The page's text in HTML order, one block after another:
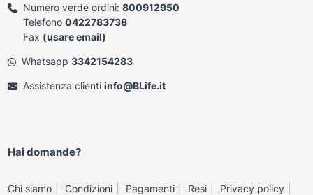
Numero verde ordini: 800912950
Telefono 0422783738
Fax (usare email)
Whatsapp 3342154283
Assistenza clienti info@BLife.it
Hai domande?
Chi siamo Condizioni Pagamenti Resi
Privacy policy